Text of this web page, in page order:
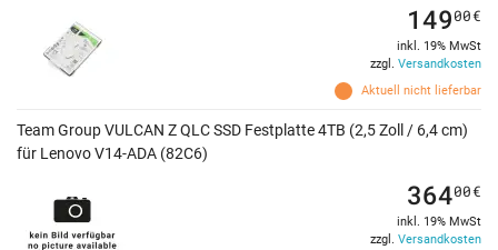
Aktuell nicht lieferbar
14900€
inkl. 19% MwSt
zzgl. Versandkosten
Team Group VULCAN Z QLC SSD Festplatte 4TB (2,5 Zoll / 6,4 cm)
für Lenovo V14-ADA (82C6)
36400€
inkl. 19% MwSt
zzgl. Versandkosten